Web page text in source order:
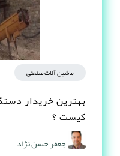
ماشین آلات صنعتی
بهترین خریدار
کیست ؟
جعفر حسن نژاد